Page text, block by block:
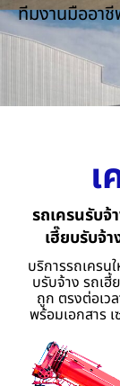
ทีมงานมืออา
รถเครนรับจ้
เฮี๊ยบรับจ้
บริการรถเครน
บรับจ้าง รถเฮี้
ถูก ตรงต่อเว
พร้อมเอกสาร